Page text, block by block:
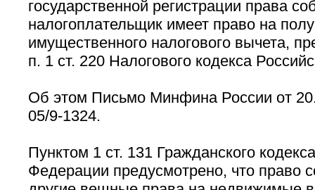
государственной регистрации права
налогоплательщик имеет право на
имущественного налогового вычета,
п. 1 ст. 220 Налогового кодекса
Об этом Письмо Минфина России от
05/9-1324.
Пунктом 1 ст. 131 Гражданского
Федерации предусмотрено, что право